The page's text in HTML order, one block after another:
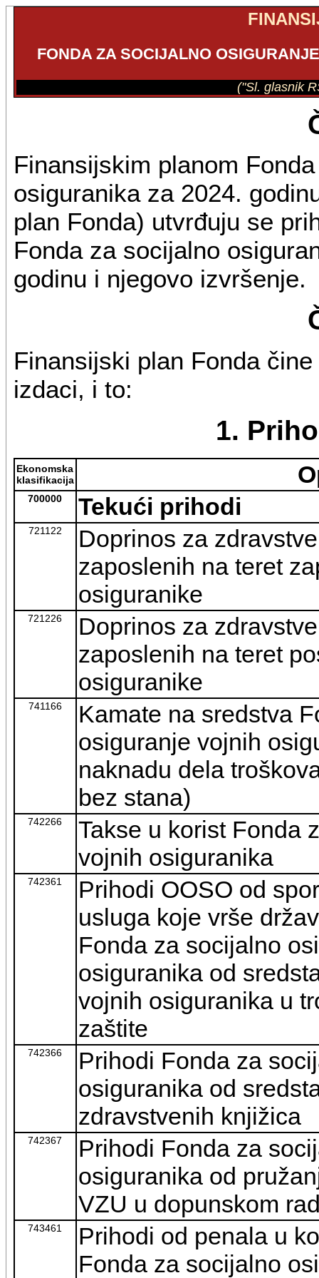
FONDA ZA SOCIJALNO
("Sl. glasnik
Finansijskim planom
osiguranika za 2024.
plan Fonda) utvrđuju se
Fonda za socijalno
godinu i njegovo izvršenje.
Finansijski plan Fonda
izdaci, i to:
1.
Ekonomska
klasifikacija
700000 Tekući prihodi
721122
Doprinos za
zaposlenih na teret
osiguranike
721226
Doprinos za
zaposlenih na teret
osiguranike
741166
Kamate na sredstva
osiguranje vojnih
naknadu dela
bez stana)
742266
Takse u korist Fonda
vojnih osiguranika
742361
Prihodi OOSO od
usluga koje vrše
Fonda za socijalno
osiguranika od
vojnih osiguranika u
zaštite
742366
Prihodi Fonda za
osiguranika od
zdravstvenih knjižica
742367
Prihodi Fonda za
osiguranika od
VZU u dopunskom
743461
Prihodi od penala u
Fonda za socijalno